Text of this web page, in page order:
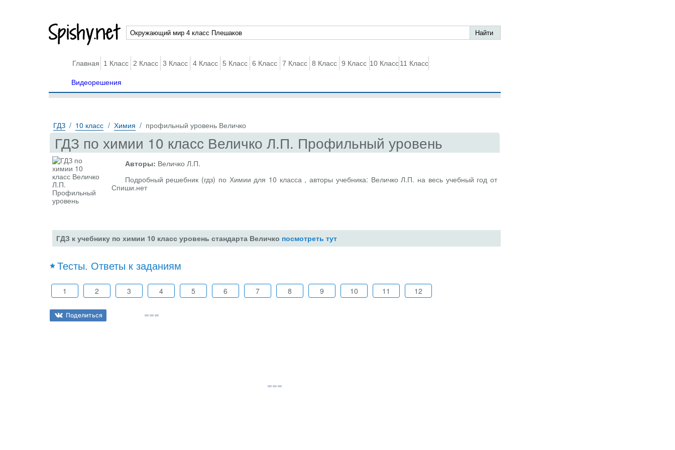
Spishy.net
Главная 1 Класс 2 Класс 3 Класс 4 Класс 5 Класс 6 Класс 7 Класс 8 Класс 9 Класс 10 Класс 11 Класс
Видеорешения
ГДЗ 10 класс Химия профильный уровень Величко
ГДЗ по химии 10 класс Величко Л.П. Профильный уровень
Авторы: Величко Л.П.
Подробный решебник (гдз) по Химии для 10 класса , авторы учебника: Величко Л.П. на весь учебный год от
Спиши.нет
ГДЗ к учебнику по химии 10 класс уровень стандарта Величко посмотреть тут
Тесты. Ответы к заданиям
1 2 3 4 5 6 7 8 9 10 11 12
Поделиться